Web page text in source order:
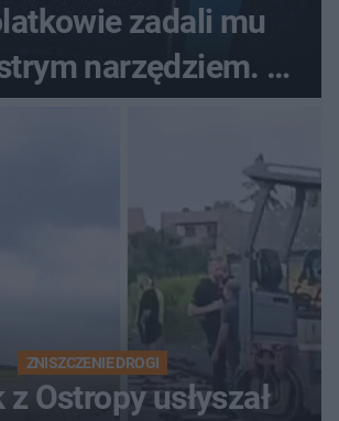
zadali mu
narzędziem. O
zdecyduje sąd
ZNISZCZENIE DROGI
Ostropy usłyszał